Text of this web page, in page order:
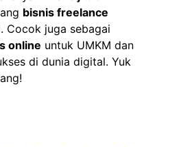
bisnis freelance
Cocok juga sebagai
online untuk UMKM dan
di dunia digital. Yuk